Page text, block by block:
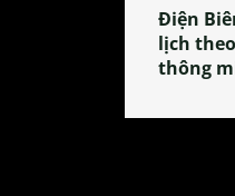
Điện
lịch
thông